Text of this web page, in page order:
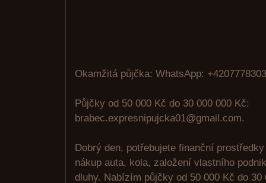
Okamžitá půjčka: WhatsApp:
Půjčky od 50 000 Kč do 30 000 000 Kč:
brabec.expresnipujcka01@gmail.com.
Dobrý den, potřebujete finanční
nákup auta, kola, založení vlastního
dluhy. Nabízím půjčky od 50 000 Kč do 30